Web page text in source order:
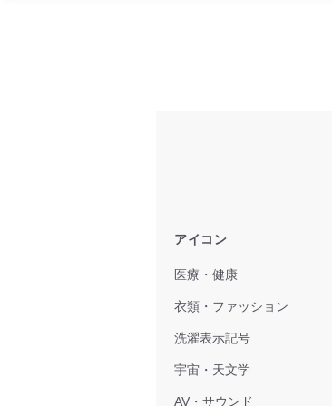
アイコン
医療・健康
衣類・ファッション
洗濯表示記号
宇宙・天文学
AV・サウンド